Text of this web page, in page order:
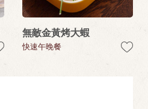
無敵金黃烤大蝦
快速午晚餐